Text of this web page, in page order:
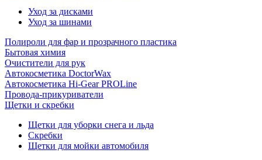
Уход за дисками
Уход за шинами
Полироли для фар и прозрачного пластика
Бытовая химия
Очистители для рук
Автокосметика DoctorWax
Автокосметика Hi-Gear PROLine
Провода-прикуриватели
Щетки и скребки
Щетки для уборки снега и льда
Скребки
Щетки для мойки автомобиля